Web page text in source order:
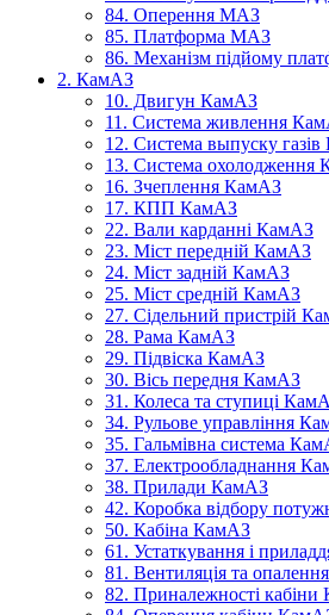
84. Оперення МАЗ
85. Платформа МАЗ
86. Механізм підйому
2. КамАЗ
10. Двигун КамАЗ
11. Система живлення
12. Система выпуску
13. Система охолодження
16. Зчеплення КамАЗ
17. КПП КамАЗ
22. Вали карданні КамАЗ
23. Міст передній КамАЗ
24. Міст задній КамАЗ
25. Міст средній КамАЗ
27. Сідельний пристрій
28. Рама КамАЗ
29. Підвіска КамАЗ
30. Вісь передня КамАЗ
31. Колеса та ступиці
34. Рульове управління
35. Гальмівна система
37. Електрообладнання
38. Прилади КамАЗ
42. Коробка відбору
50. Кабіна КамАЗ
61. Устаткування і
81. Вентиляція та
82. Приналежності